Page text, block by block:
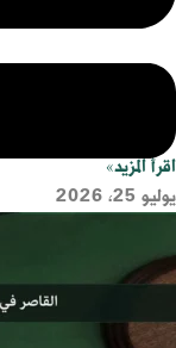
اقرأ المزيد»
يوليو 25, 2026